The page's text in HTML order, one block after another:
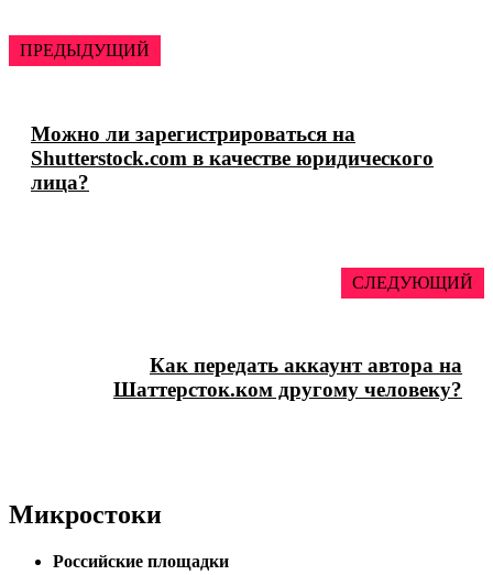
ПРЕДЫДУЩИЙ
Можно ли зарегистрироваться на
Shutterstock.com в качестве юридического
лица?
СЛЕДУЮЩИЙ
Как передать аккаунт автора на
Шаттерсток.ком другому человеку?
Микростоки
Российские площадки